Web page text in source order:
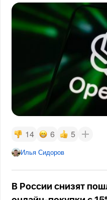
14 6 5
Илья Сидоров
В России снизят